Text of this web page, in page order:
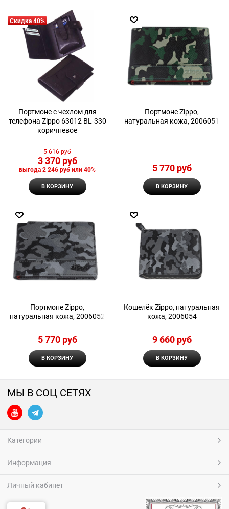
Скидка 40%
Портмоне с чехлом для
телефона Zippo 63012 BL-330
коричневое
5 616 руб
3 370 руб
выгода 2 246 руб или 40%
В КОРЗИНУ
Портмоне Zippo,
натуральная кожа, 2006051
5 770 руб
В КОРЗИНУ
Портмоне Zippo,
натуральная кожа, 2006052
5 770 руб
В КОРЗИНУ
Кошелёк Zippo, натуральная
кожа, 2006054
9 660 руб
В КОРЗИНУ
МЫ В СОЦ СЕТЯХ
Категории
Информация
Личный кабинет